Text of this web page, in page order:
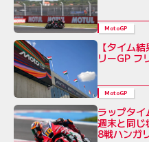
MotoGP
【タイム
リーGP フ
MotoGP
ラップタ
週末と同じ
8戦ハンガ